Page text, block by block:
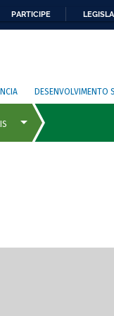
PARTICIPE
DESENVOLVIMENTO